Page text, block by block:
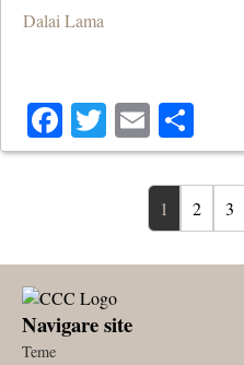
Dalai Lama
Facebook
Twitter
Email
1 2 3
Navigare site
Teme